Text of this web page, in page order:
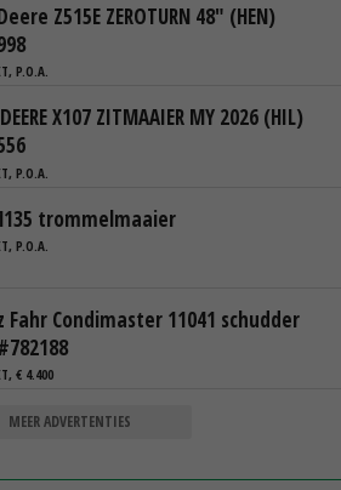
Z515E ZEROTURN 48" (HEN)
P.O.A.
X107 ZITMAAIER MY 2026 (HIL)
P.O.A.
trommelmaaier
P.O.A.
Fahr Condimaster 11041 schudder
€ 4.400
MEER ADVERTENTIES